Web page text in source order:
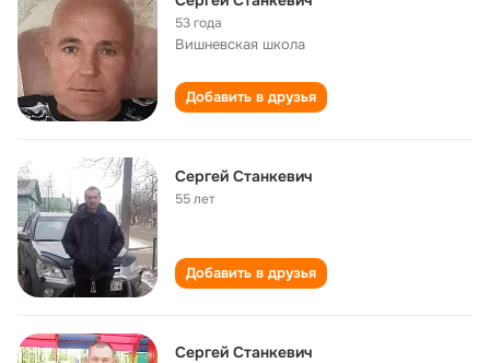
53 года
Вишневская школа
Добавить в друзья
Сергей Станкевич
55 лет
Добавить в друзья
Сергей Станкевич